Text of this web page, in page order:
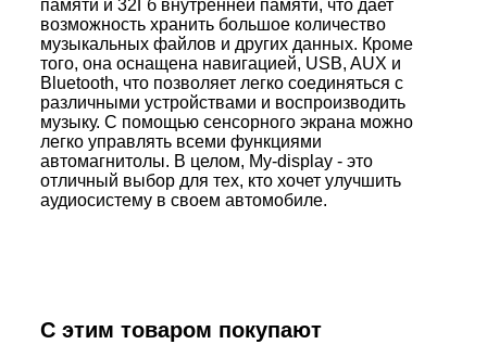
памяти и 32Гб внутренней памяти, что дает
возможность хранить большое количество
музыкальных файлов и других данных. Кроме
того, она оснащена навигацией, USB, AUX и
Bluetooth, что позволяет легко соединяться с
различными устройствами и воспроизводить
музыку. С помощью сенсорного экрана можно
легко управлять всеми функциями
автомагнитолы. В целом, My-display - это
отличный выбор для тех, кто хочет улучшить
аудиосистему в своем автомобиле.
С этим товаром покупают